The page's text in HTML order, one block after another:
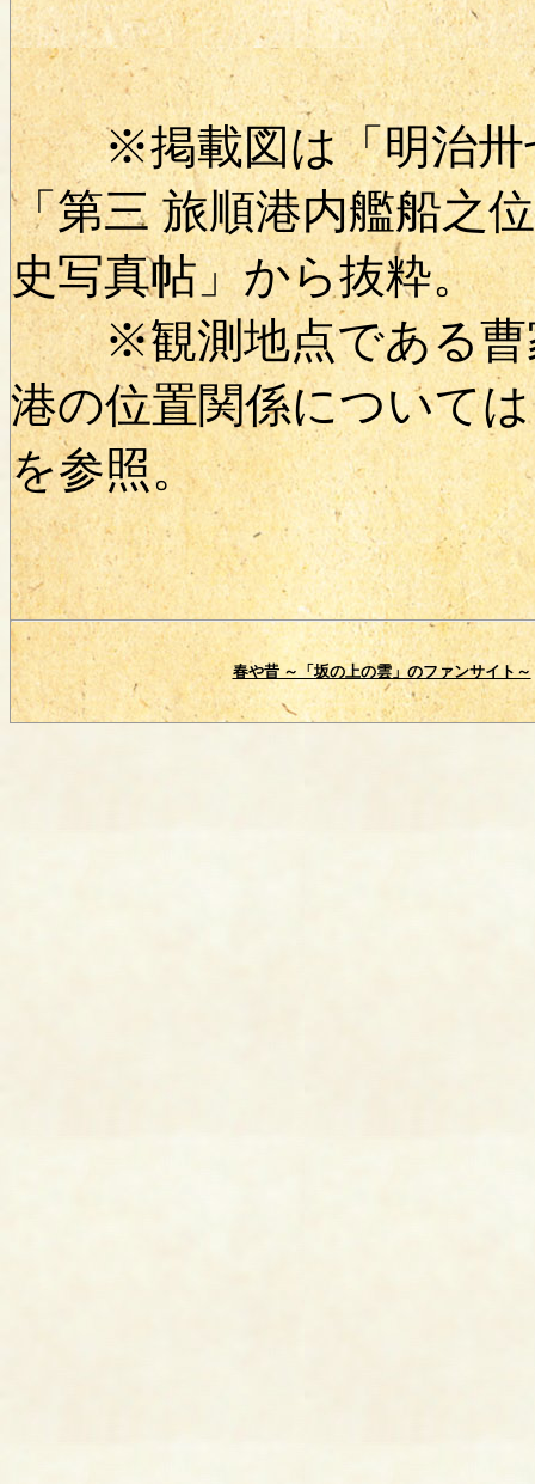
※掲載図は「明治卅七
「第三 旅順港内艦船之
史写真帖」から抜粋。
※観測地点である曹家
港の位置関係について
を参照。
春や昔 ～「坂の上の雲」のファンサイト～